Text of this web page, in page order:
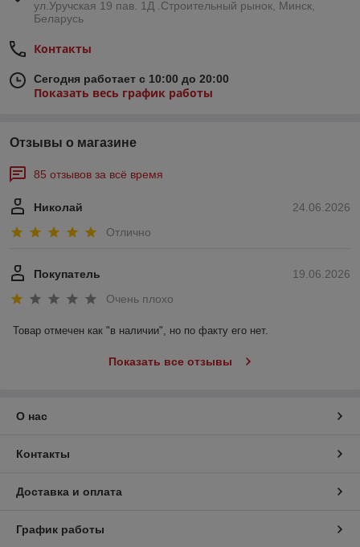
ул.Уручская 19 пав. 1Д .Строительный рынок, Минск,
Беларусь
Контакты
Сегодня работает с 10:00 до 20:00
Показать весь график работы
Отзывы о магазине
85 отзывов за всё время
24.06.2026
Николай
Отлично
19.06.2026
Покупатель
Очень плохо
Товар отмечен как "в наличии", но по факту его нет.
Показать все отзывы
О нас
Контакты
Доставка и оплата
График работы